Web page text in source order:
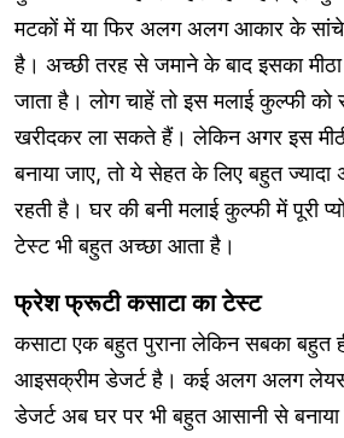
मटकों में या फिर अलग अलग आकार के सांचे
है। अच्छी तरह से जमाने के बाद इसका
जाता है। लोग चाहें तो इस मलाई कुल्फी को
खरीदकर ला सकते हैं। लेकिन अगर इस
बनाया जाए, तो ये सेहत के लिए बहुत
रहती है। घर की बनी मलाई कुल्फी में पूरी
टेस्ट भी बहुत अच्छा आता है।
फ्रेश फ्रूटी कसाटा का टेस्ट
कसाटा एक बहुत पुराना लेकिन सबका बहुत
आइसक्रीम डेजर्ट है। कई अलग अलग
डेजर्ट अब घर पर भी बहुत आसानी से